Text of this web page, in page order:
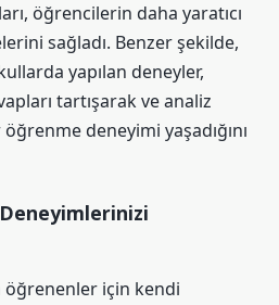
öğrencilerin daha yaratıcı
sağladı. Benzer şekilde,
yapılan deneyler,
tartışarak ve analiz
deneyimi yaşadığını
için kendi